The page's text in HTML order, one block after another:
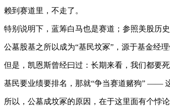
赖到赛道里，不走了。
特别说明下，蓝筹白马也是赛道；参照美股历
公墓股基之所以成为“基民坟冢”，源于基金经理
但是，凯恩斯曾经曰过：长期来看，我们都要
基民要业绩要排名，那就“争当赛道赌狗” ——
所以，公墓成坟冢的原因，在于这里面有个悖论